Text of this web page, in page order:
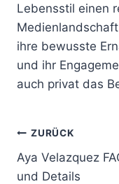
Lebensstil einen
ihre bewusste
und ihr
auch privat das
ZURÜCK
Aya Velazquez
und Details